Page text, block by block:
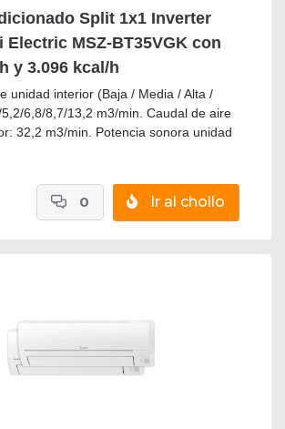
Split 1x1 Inverter
Electric MSZ-BT35VGK con
y 3.096 kcal/h
unidad interior (Baja / Media / Alta /
6,8/8,7/13,2 m3/min. Caudal de aire
32,2 m3/min. Potencia sonora unidad
Ir al chollo
0